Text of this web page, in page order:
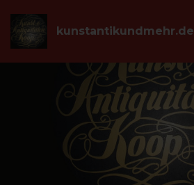
kunstantikundmehr.de